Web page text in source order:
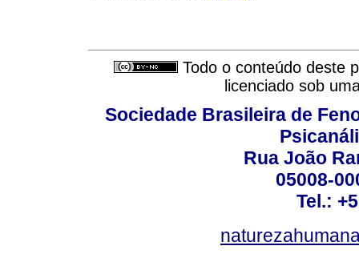
Todo o conteúdo deste
licenciado sob
Sociedade Brasileira de
Rua João
05008-
Tel.: